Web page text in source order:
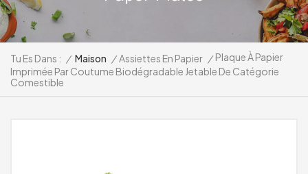
Tu Es Dans : / Maison / Assiettes En Papier / Plaque À Papier
Imprimée Par Coutume Biodégradable Jetable De Catégorie
Comestible